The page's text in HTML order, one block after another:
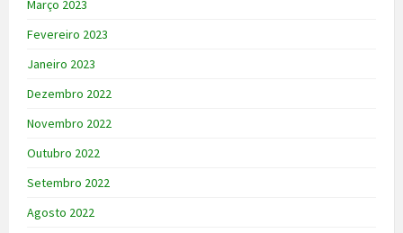
Março 2023
Fevereiro 2023
Janeiro 2023
Dezembro 2022
Novembro 2022
Outubro 2022
Setembro 2022
Agosto 2022